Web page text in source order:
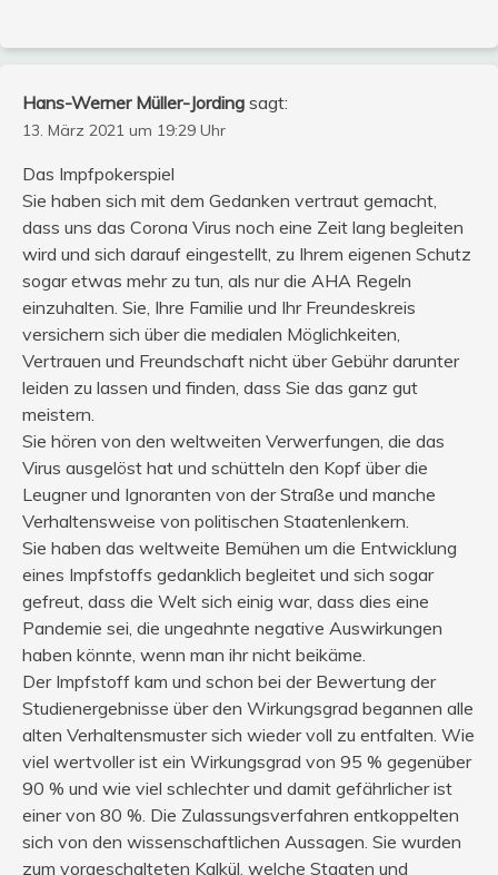
Hans-Werner Müller-Jording sagt:
13. März 2021 um 19:29 Uhr
Das Impfpokerspiel
Sie haben sich mit dem Gedanken vertraut gemacht,
dass uns das Corona Virus noch eine Zeit lang begleiten
wird und sich darauf eingestellt, zu Ihrem eigenen Schutz
sogar etwas mehr zu tun, als nur die AHA Regeln
einzuhalten. Sie, Ihre Familie und Ihr Freundeskreis
versichern sich über die medialen Möglichkeiten,
Vertrauen und Freundschaft nicht über Gebühr darunter
leiden zu lassen und finden, dass Sie das ganz gut
meistern.
Sie hören von den weltweiten Verwerfungen, die das
Virus ausgelöst hat und schütteln den Kopf über die
Leugner und Ignoranten von der Straße und manche
Verhaltensweise von politischen Staatenlenkern.
Sie haben das weltweite Bemühen um die Entwicklung
eines Impfstoffs gedanklich begleitet und sich sogar
gefreut, dass die Welt sich einig war, dass dies eine
Pandemie sei, die ungeahnte negative Auswirkungen
haben könnte, wenn man ihr nicht beikäme.
Der Impfstoff kam und schon bei der Bewertung der
Studienergebnisse über den Wirkungsgrad begannen alle
alten Verhaltensmuster sich wieder voll zu entfalten. Wie
viel wertvoller ist ein Wirkungsgrad von 95 % gegenüber
90 % und wie viel schlechter und damit gefährlicher ist
einer von 80 %. Die Zulassungsverfahren entkoppelten
sich von den wissenschaftlichen Aussagen. Sie wurden
zum vorgeschalteten Kalkül, welche Staaten und